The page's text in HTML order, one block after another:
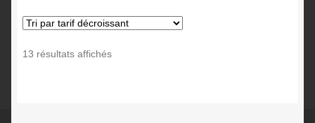
13 résultats affichésTrié